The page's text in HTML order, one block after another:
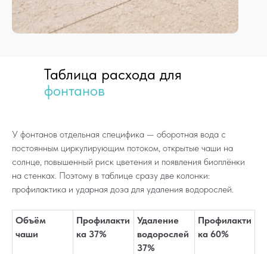
Таблица расхода для
фонтанов
У фонтанов отдельная специфика — оборотная вода с
постоянным циркулирующим потоком, открытые чаши на
солнце, повышенный риск цветения и появления биоплёнки
на стенках. Поэтому в таблице сразу две колонки:
профилактика и ударная доза для удаления водорослей.
Объём
чаши
Профилакти
ка 37%
Удаление
водорослей
37%
Профилакти
ка 60%